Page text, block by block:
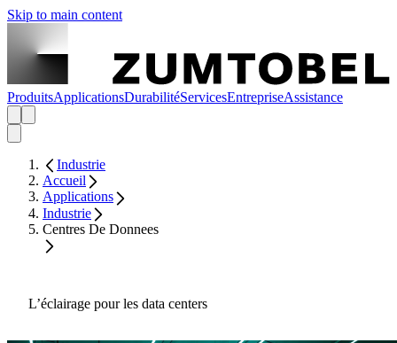
Skip to main content
ProduitsApplicationsDurabilitéServicesEntrepriseAssistance
Industrie
Accueil
Applications
Industrie
Centres De Donnees
L’éclairage pour les data centers